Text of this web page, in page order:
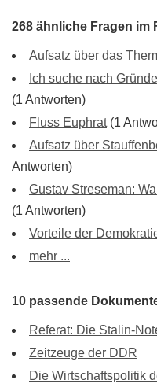
268 ähnliche Fragen im
Aufsatz über das
Ich suche nach
(1 Antworten)
Fluss Euphrat(1
Aufsatz über
Antworten)
Gustav Streseman:
(1 Antworten)
Vorteile der
mehr ...
10 passende
Referat: Die Stalin-
Zeitzeuge der DDR
Die Wirtschaftspolitik